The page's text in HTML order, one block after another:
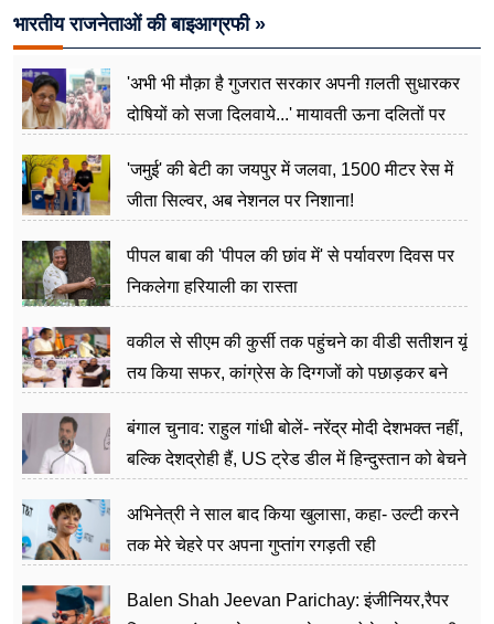
भारतीय राजनेताओं की बाइआग्रफी »
'अभी भी मौक़ा है गुजरात सरकार अपनी ग़लती सुधारकर
दोषियों को सजा दिलवाये...' मायावती ऊना दलितों पर
'जमुई' की बेटी का जयपुर में जलवा, 1500 मीटर रेस में
जीता सिल्वर, अब नेशनल पर निशाना!
पीपल बाबा की 'पीपल की छांव में' से पर्यावरण दिवस पर
निकलेगा हरियाली का रास्ता
वकील से सीएम की कुर्सी तक पहुंचने का वीडी सतीशन यूं
तय किया सफर, कांग्रेस के दिग्गजों को पछाड़कर बने
बंगाल चुनाव: राहुल गांधी बोलें- नरेंद्र मोदी देशभक्त नहीं,
बल्कि देशद्रोही हैं, US ट्रेड डील में हिन्दुस्तान को बेचने
अभिनेत्री ने साल बाद किया खुलासा, कहा- उल्टी करने
तक मेरे चेहरे पर अपना गुप्तांग रगड़ती रही
Balen Shah Jeevan Parichay: इंजीनियर,रैपर